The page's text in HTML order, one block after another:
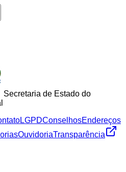
Secretaria de Estado do
LGPDConselhosEndereços
OuvidoriaTransparência